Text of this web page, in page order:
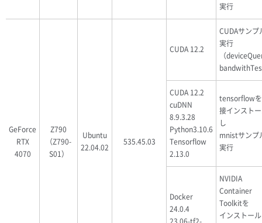
実行
GeForce
RTX
4070
Z790
（Z790-
S01）
Ubuntu
22.04.02
535.45.03
CUDA 12.2
CUDAサンプ
実行
（
CUDA 12.2
cuDNN
8.9.3.28
Python3.10.6
Tensorflow
2.13.0
tensorflow
接インスト
し
mnistサンプ
実行
Docker
24.0.4
NVIDIA
Container
Toolkitを
インストー